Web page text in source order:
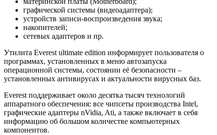
графической системы (видеоадаптера);
устройств записи-воспроизведения звука;
накопителей;
сетевых адаптеров и пр.
Утилита Everest ultimate edition информирует пользователя о
программах, установленных в меню автозапуска
операционной системы, состоянии её безопасности –
установленных антивирусах и актуальности вирусных баз.
Everest поддерживает около десятка тысяч технологий
аппаратного обеспечения: все чипсеты производства Intel,
графические адаптеры nVidia, Ati, а также включает в себя
информацию об большом количестве компьютерных
компонентов.